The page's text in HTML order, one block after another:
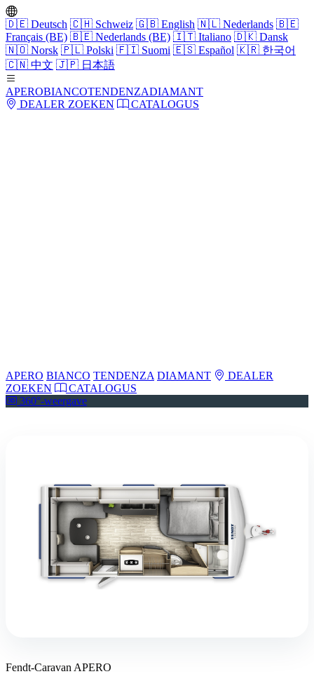
🇩🇪 Deutsch 🇨🇭 Schweiz 🇬🇧 English 🇳🇱 Nederlands 🇧🇪
Français (BE) 🇧🇪 Nederlands (BE) 🇮🇹 Italiano 🇩🇰 Dansk
🇳🇴 Norsk 🇵🇱 Polski 🇫🇮 Suomi 🇪🇸 Español 🇰🇷 한국어
🇨🇳 中文 🇯🇵 日本語
APEROBIANCOTENDENZADIAMANT
DEALER ZOEKEN
CATALOGUS
APERO BIANCO TENDENZA DIAMANT
DEALER
ZOEKEN
CATALOGUS
360°-weergave
Fendt-Caravan APERO